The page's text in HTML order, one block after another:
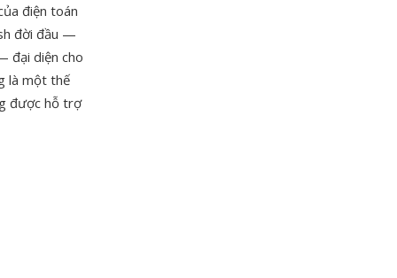
điện toán
đời đầu —
đại diện cho
là một thế
được hỗ trợ